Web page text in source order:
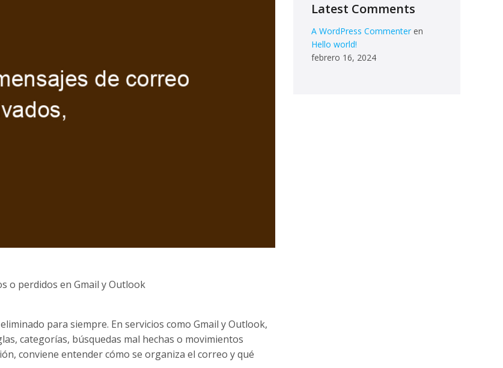
o perdidos en Gmail y Outlook
para siempre. En servicios como Gmail y Outlook,
categorías, búsquedas mal hechas o movimientos
conviene entender cómo se organiza el correo y qué
Latest Comments
A WordPress Commenter en
Hello world!
febrero 16, 2024